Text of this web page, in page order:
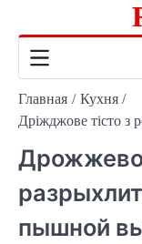
содержимому
Главная
Кухня
Дріжджове тісто з
пышной